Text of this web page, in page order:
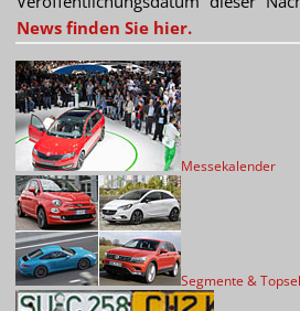
News finden Sie hier.
Messekalender
Segmente &